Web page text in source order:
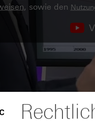
, sowie den